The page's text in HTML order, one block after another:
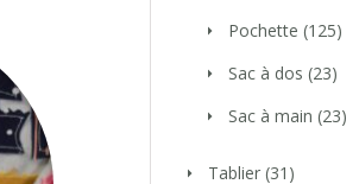
Pochette (125)
Sac à dos (23)
Sac à main (23)
Tablier (31)